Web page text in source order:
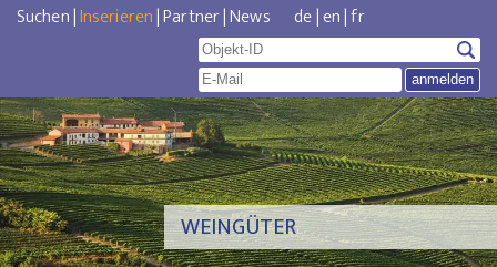
Suchen|Inserieren|Partner|News de|en|fr
WEINGÜTER